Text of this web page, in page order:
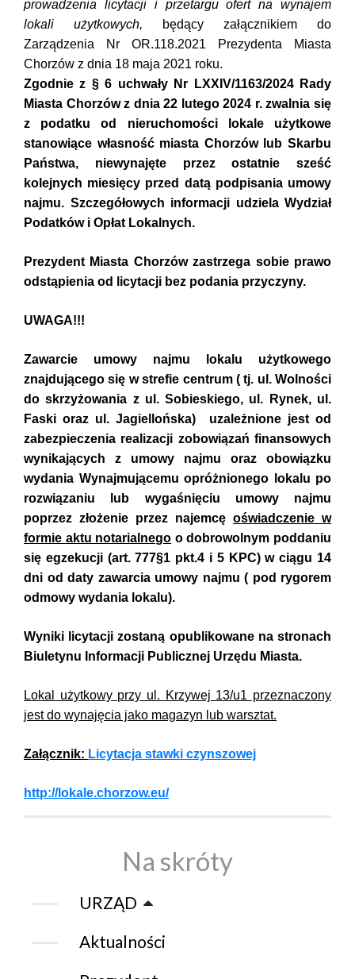
prowadzenia licytacji i przetargu ofert na wynajem
lokali użytkowych, będący załącznikiem do
Zarządzenia Nr OR.118.2021 Prezydenta Miasta
Chorzów z dnia 18 maja 2021 roku.
Zgodnie z § 6 uchwały Nr LXXIV/1163/2024 Rady
Miasta Chorzów z dnia 22 lutego 2024 r. zwalnia się
z podatku od nieruchomości lokale użytkowe
stanowiące własność miasta Chorzów lub Skarbu
Państwa, niewynajęte przez ostatnie sześć
kolejnych miesięcy przed datą podpisania umowy
najmu. Szczegółowych informacji udziela Wydział
Podatków i Opłat Lokalnych.
Prezydent Miasta Chorzów zastrzega sobie prawo
odstąpienia od licytacji bez podania przyczyny.
UWAGA!!!
Zawarcie umowy najmu lokalu użytkowego
znajdującego się w strefie centrum ( tj. ul. Wolności
do skrzyżowania z ul. Sobieskiego, ul. Rynek, ul.
Faski oraz ul. Jagiellońska) uzależnione jest od
zabezpieczenia realizacji zobowiązań finansowych
wynikających z umowy najmu oraz obowiązku
wydania Wynajmującemu opróżnionego lokalu po
rozwiązaniu lub wygaśnięciu umowy najmu
poprzez złożenie przez najemcę oświadczenie w
formie aktu notarialnego o dobrowolnym poddaniu
się egzekucji (art. 777§1 pkt.4 i 5 KPC) w ciągu 14
dni od daty zawarcia umowy najmu ( pod rygorem
odmowy wydania lokalu).
Wyniki licytacji zostaną opublikowane na stronach
Biuletynu Informacji Publicznej Urzędu Miasta.
Lokal użytkowy przy ul. Krzywej 13/u1 przeznaczony
jest do wynajęcia jako magazyn lub warsztat.
Załącznik: Licytacja stawki czynszowej
http://lokale.chorzow.eu/
Na skróty
URZĄD
Aktualności